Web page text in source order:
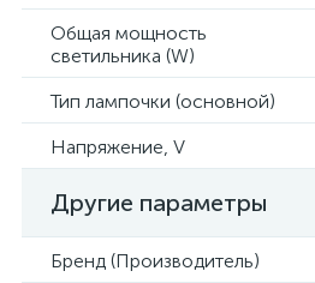
Общая мощность
светильника (W)
Тип лампочки (основной)
Напряжение, V
Другие параметры
Бренд (Производитель)